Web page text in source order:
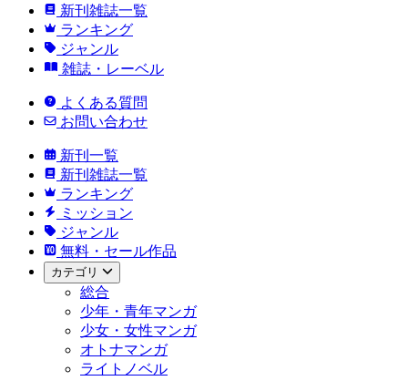
新刊雑誌一覧
ランキング
ジャンル
雑誌・レーベル
よくある質問
お問い合わせ
新刊一覧
新刊雑誌一覧
ランキング
ミッション
ジャンル
無料・セール作品
カテゴリ
総合
少年・青年マンガ
少女・女性マンガ
オトナマンガ
ライトノベル